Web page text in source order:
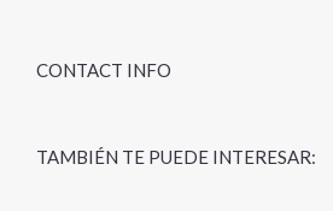
CONTACT INFO
TAMBIÉN TE PUEDE INTERESAR: